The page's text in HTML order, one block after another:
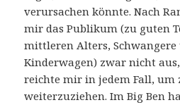
verursachen könnte. Nach
mir das Publikum (zu guten
mittleren Alters,
Kinderwagen) zwar nicht
reichte mir in jedem Fall, um
weiterzuziehen. Im Big Ben